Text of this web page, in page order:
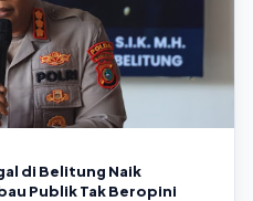
di Belitung Naik
Publik Tak Beropini